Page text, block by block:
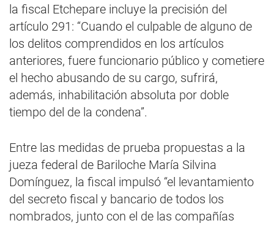
la fiscal Etchepare incluye la precisión del
artículo 291: “Cuando el culpable de alguno de
los delitos comprendidos en los artículos
anteriores, fuere funcionario público y cometiere
el hecho abusando de su cargo, sufrirá,
además, inhabilitación absoluta por doble
tiempo del de la condena”.
Entre las medidas de prueba propuestas a la
jueza federal de Bariloche María Silvina
Domínguez, la fiscal impulsó “el levantamiento
del secreto fiscal y bancario de todos los
nombrados, junto con el de las compañías